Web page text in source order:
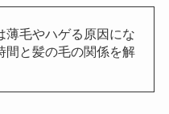
薄毛やハゲる原因にな
間と髪の毛の関係を解